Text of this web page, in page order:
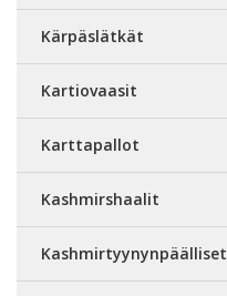
Kärpäslätkät
Kartiovaasit
Karttapallot
Kashmirshaalit
Kashmirtyynynpäälliset